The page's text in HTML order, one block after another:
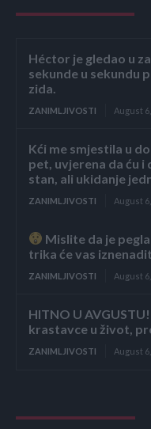
Héctor je gledao u
sekunde u sekundu
zida.
ZANIMLJIVOSTI August
Kći me smjestila u
pet, uvjerena da ću i
stan, ali ukidanje
ZANIMLJIVOSTI August
Mislite da je
trika će vas
ZANIMLJIVOSTI August
HITNO U
krastavce u život,
ZANIMLJIVOSTI August